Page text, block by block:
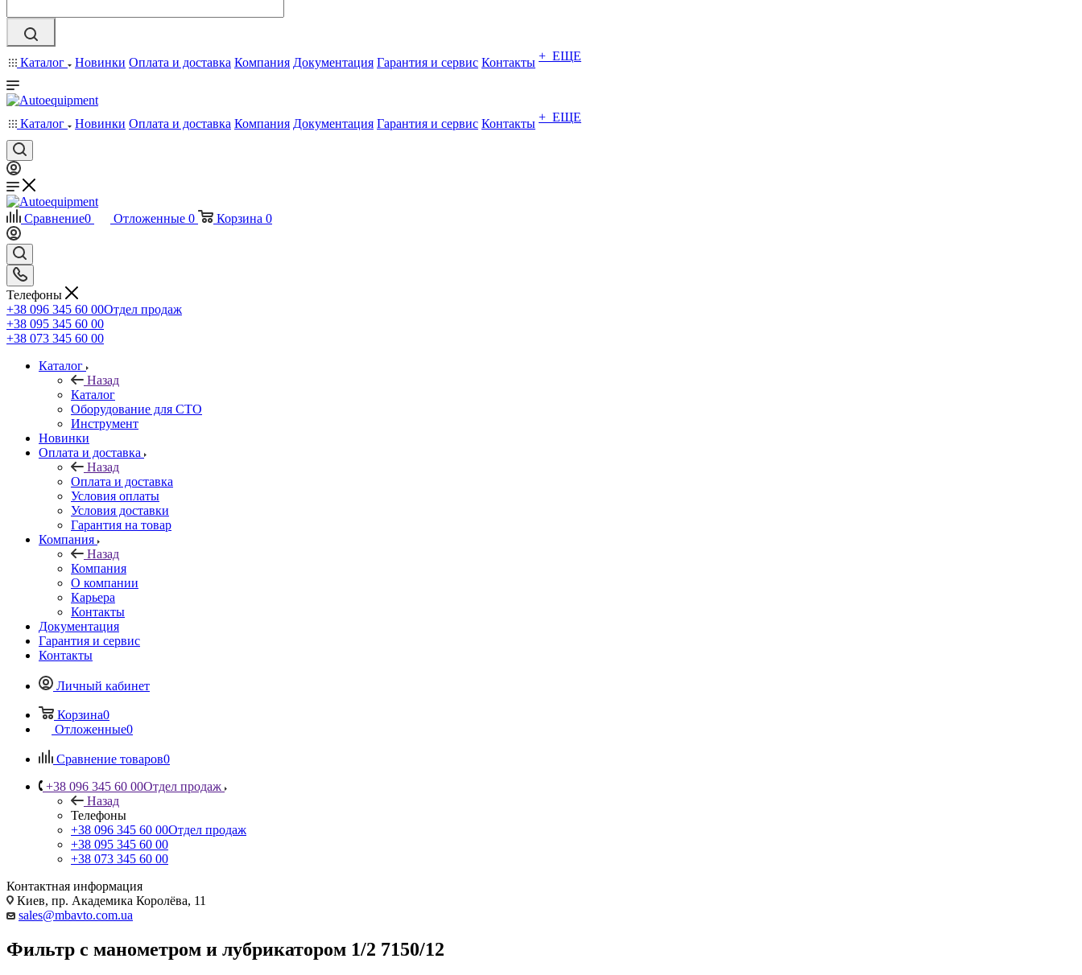
Каталог Новинки Оплата и доставка Компания Документация Гарантия и сервис Контакты + ЕЩЕ
Каталог Новинки Оплата и доставка Компания Документация Гарантия и сервис Контакты + ЕЩЕ
Сравнение0 Отложенные 0 Корзина 0
Телефоны
+38 096 345 60 00Отдел продаж
+38 095 345 60 00
+38 073 345 60 00
Каталог
Назад
Каталог
Оборудование для СТО
Инструмент
Новинки
Оплата и доставка
Назад
Оплата и доставка
Условия оплаты
Условия доставки
Гарантия на товар
Компания
Назад
Компания
О компании
Карьера
Контакты
Документация
Гарантия и сервис
Контакты
Личный кабинет
Корзина0
Отложенные0
Сравнение товаров0
+38 096 345 60 00Отдел продаж
Назад
Телефоны
+38 096 345 60 00Отдел продаж
+38 095 345 60 00
+38 073 345 60 00
Контактная информация
Киев, пр. Академика Королёва, 11
sales@mbavto.com.ua
Фильтр c манометром и лубрикатором 1/2 7150/12